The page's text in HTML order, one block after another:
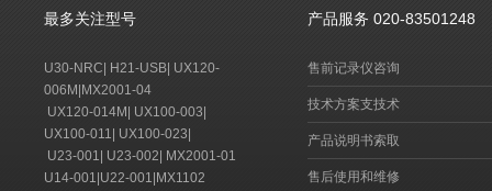
最多关注型号
U30-NRC H21-USB UX120-
006M MX2001-04
UX120-014M
UX100-003
UX100-011 UX100-023
U23-001 U23-002
MX2001-01
U14-001 U22-001 MX1102
产品服务 020-83501248
售前记录仪咨询
技术方案支技术
产品说明书索取
售后使用和维修